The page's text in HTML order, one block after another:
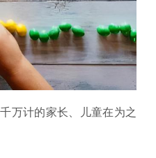
万计的家长、儿童在为之